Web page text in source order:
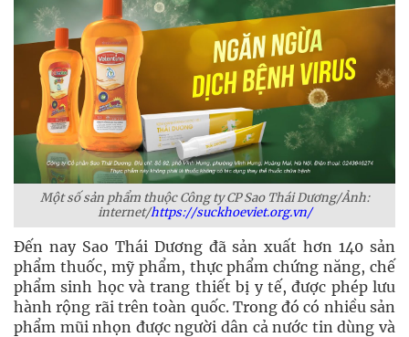
Một số sản phẩm thuộc Công ty CP Sao Thái Dương/Ảnh:
internet/https://suckhoeviet.org.vn/
Đến nay Sao Thái Dương đã sản xuất hơn 140 sản
phẩm thuốc, mỹ phẩm, thực phẩm chứng năng, chế
phẩm sinh học và trang thiết bị y tế, được phép lưu
hành rộng rãi trên toàn quốc. Trong đó có nhiều sản
phẩm mũi nhọn được người dân cả nước tin dùng và